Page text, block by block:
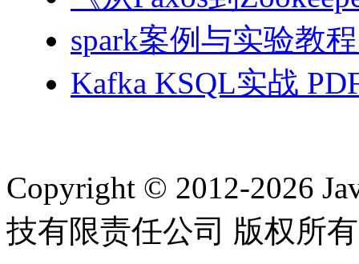
spark案例与实验教
Kafka KSQL实战
Copyright © 2012-2026
技有限责任公司 版权所有